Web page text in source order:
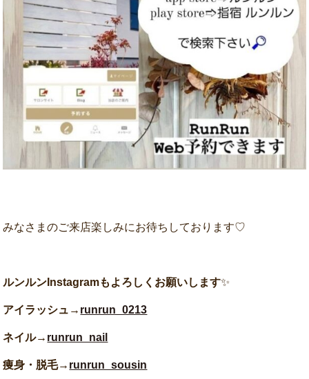
みなさまのご来店楽しみにお待ちしております♡
ルンルンInstagramもよろしくお願いします✨
アイラッシュ→ runrun_0213
ネイル→ runrun_nail
痩身・脱毛→ runrun_sousin